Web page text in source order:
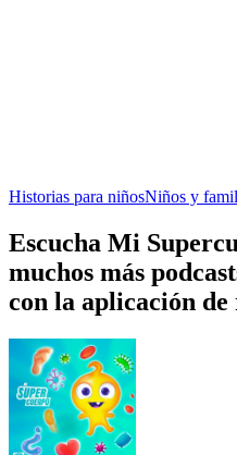
Historias para niñosNiños y
Escucha Mi
muchos más
con la aplicación